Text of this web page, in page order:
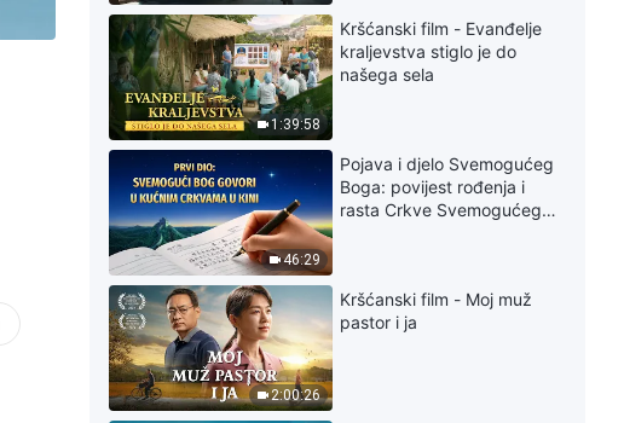
1:39:58
Kršćanski film - Evanđelje
kraljevstva stiglo je do
našega sela
46:29
Pojava i djelo Svemogućeg
Boga: povijest rođenja i
rasta Crkve Svemogućeg
2:00:26
Kršćanski film - Moj muž
pastor i ja